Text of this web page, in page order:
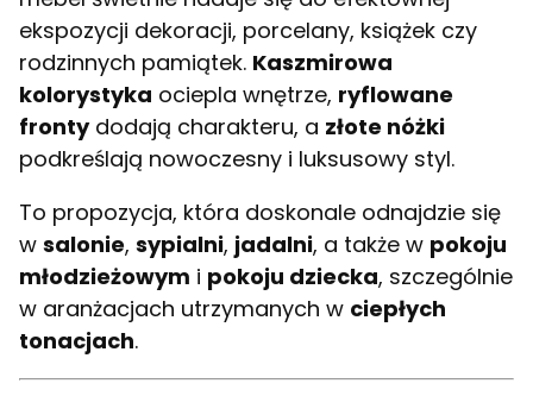
ekspozycji dekoracji, porcelany, książek czy
rodzinnych pamiątek. Kaszmirowa
kolorystyka ociepla wnętrze, ryflowane
frontydodają charakteru, a złote nóżki
podkreślają nowoczesny i luksusowy styl.
To propozycja, która doskonale odnajdzie się
w salonie, sypialni, jadalni, a także w pokoju
młodzieżowym i pokoju dziecka, szczególnie
w aranżacjach utrzymanych w ciepłych
tonacjach.